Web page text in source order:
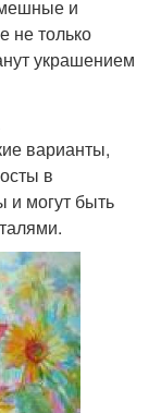
и
не только
украшением
варианты,
в
и могут быть